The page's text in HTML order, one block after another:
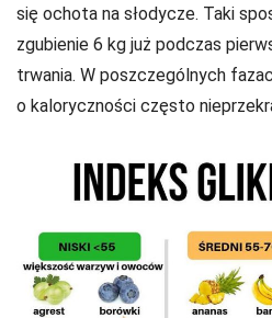
się ochota na słodycze. Taki
zgubienie 6 kg już podczas
trwania. W poszczególnych
o kaloryczności często